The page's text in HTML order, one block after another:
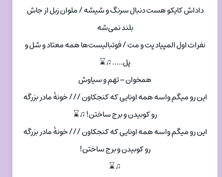
داداش کایکو هست دنبال سرنگ و شیشه / ملوان زبل از جاش
بلند نمی‌شه
نفرات اول المپیاد پت و مت / فوتبالیست‌ها همه معتاد و شل و
پل….. ♫⌛
همخوان – تهم و سیاوش
این رو میگم واسه همه اونایی که کنجکاون /// خونهٔ مادر بزرگه
رو کوبیدن و برج ساختن! ♫⌛
این رو میگم واسه همه اونایی که کنجکاون /// خونهٔ مادر بزرگه
رو کوبیدن و برج ساختن!
♫⌛